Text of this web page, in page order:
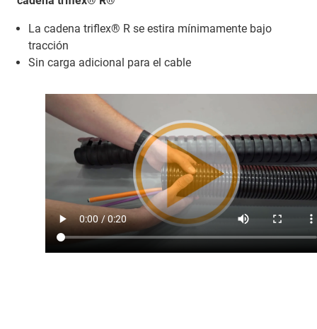
La cadena triflex® R se estira mínimamente bajo
tracción
Sin carga adicional para el cable